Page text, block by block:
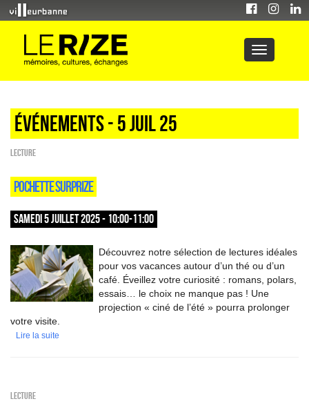
Événements - 5 Juil 25
Lecture
POCHETTE SURPRIZE
SAMEDI 5 JUILLET 2025 - 10:00-11:00
Découvrez notre sélection de lectures idéales
pour vos vacances autour d’un thé ou d’un
café. Éveillez votre curiosité : romans, polars,
essais… le choix ne manque pas ! Une
projection « ciné de l’été » pourra prolonger
votre visite.
Lire la suite
Lecture